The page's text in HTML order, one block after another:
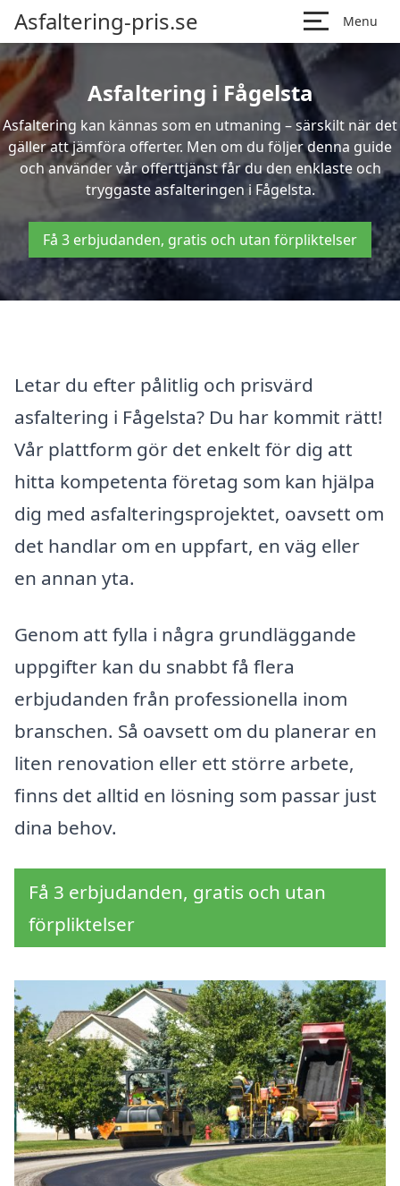
Asfaltering-pris.se Menu
Asfaltering i Fågelsta
Asfaltering kan kännas som en utmaning – särskilt när det
gäller att jämföra offerter. Men om du följer denna guide
och använder vår offerttjänst får du den enklaste och
tryggaste asfalteringen i Fågelsta.
Få 3 erbjudanden, gratis och utan förpliktelser
Letar du efter pålitlig och prisvärd
asfaltering i Fågelsta? Du har kommit rätt!
Vår plattform gör det enkelt för dig att
hitta kompetenta företag som kan hjälpa
dig med asfalteringsprojektet, oavsett om
det handlar om en uppfart, en väg eller
en annan yta.
Genom att fylla i några grundläggande
uppgifter kan du snabbt få flera
erbjudanden från professionella inom
branschen. Så oavsett om du planerar en
liten renovation eller ett större arbete,
finns det alltid en lösning som passar just
dina behov.
Få 3 erbjudanden, gratis och utan
förpliktelser